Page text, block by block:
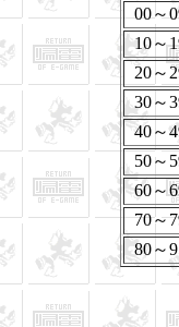
00～
10～
20～
30～
40～
50～
60～
70～
80～